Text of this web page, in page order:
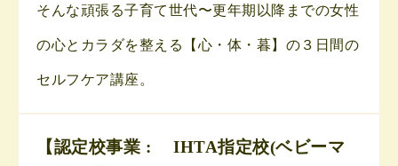
そんな頑張る子育て世代〜更年期以降までの女性
の心とカラダを整える【心・体・暮】の３日間の
セルフケア講座。
【認定校事業 : IHTA指定校(ベビーマ